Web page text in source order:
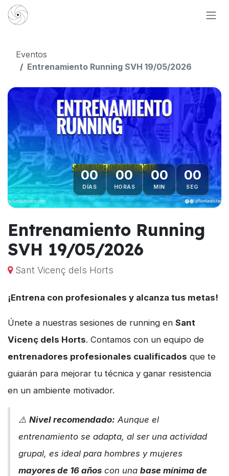
Ir al contenido
Eventos
Entrenamiento Running SVH 19/05/2026
00
DÍAS
00
HORAS
00
MIN
00
SEG
Entrenamiento Running
SVH 19/05/2026
Sant Vicenç dels Horts
¡Entrena con profesionales y alcanza tus metas!
Únete a nuestras sesiones de running en Sant
Vicenç dels Horts. Contamos con un equipo de
entrenadores profesionales cualificados que te
guiarán para mejorar tu técnica y ganar resistencia
en un ambiente motivador.
⚠️ Nivel recomendado: Aunque el
entrenamiento se adapta, al ser una actividad
grupal, es ideal para hombres y mujeres
mayores de 16 años con una base mínima de